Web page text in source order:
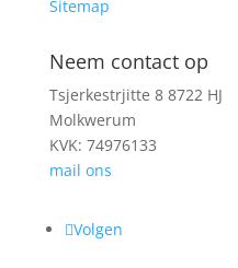
Sitemap
Neem contact op
Tsjerkestrjitte 8 8722 HJ
Molkwerum
KVK: 74976133
mail ons
Volgen